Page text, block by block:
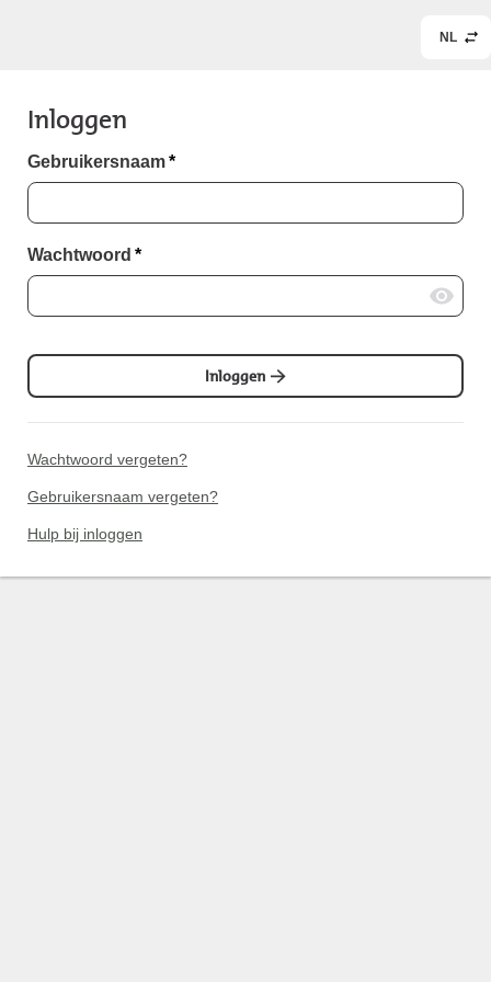
NL
Inloggen
Gebruikersnaam*
Wachtwoord *
Inloggen
Wachtwoord vergeten?
Gebruikersnaam vergeten?
Hulp bij inloggen